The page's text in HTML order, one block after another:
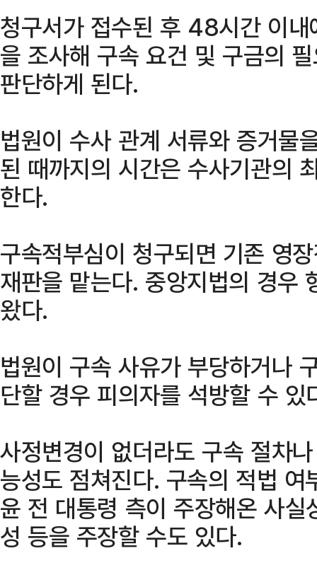
청구서가 접수된 후 48시간 이
을 조사해 구속 요건 및 구금의
판단하게 된다.
법원이 수사 관계 서류와 증거물
된 때까지의 시간은 수사기관의
한다.
구속적부심이 청구되면 기존 영
재판을 맡는다. 중앙지법의 경우
왔다.
법원이 구속 사유가 부당하거나
단할 경우 피의자를 석방할 수 있
사정변경이 없더라도 구속 절차
능성도 점쳐진다. 구속의 적법
윤 전 대통령 측이 주장해온 사
성 등을 주장할 수도 있다.